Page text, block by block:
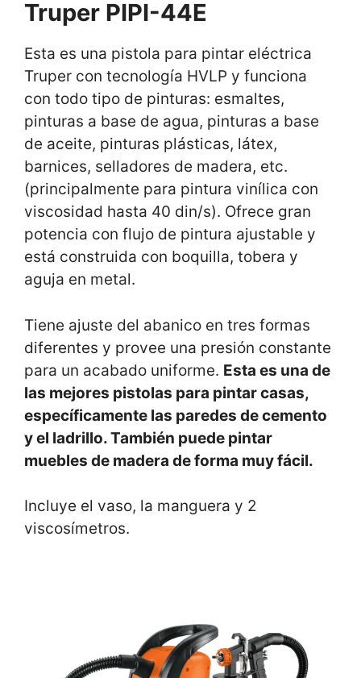
Truper PIPI-44E
Esta es una pistola para pintar eléctrica
Truper con tecnología HVLP y funciona
con todo tipo de pinturas: esmaltes,
pinturas a base de agua, pinturas a base
de aceite, pinturas plásticas, látex,
barnices, selladores de madera, etc.
(principalmente para pintura vinílica con
viscosidad hasta 40 din/s). Ofrece gran
potencia con flujo de pintura ajustable y
está construida con boquilla, tobera y
aguja en metal.
Tiene ajuste del abanico en tres formas
diferentes y provee una presión constante
para un acabado uniforme. Esta es una de
las mejores pistolas para pintar casas,
específicamente las paredes de cemento
y el ladrillo. También puede pintar
muebles de madera de forma muy fácil.
Incluye el vaso, la manguera y 2
viscosímetros.